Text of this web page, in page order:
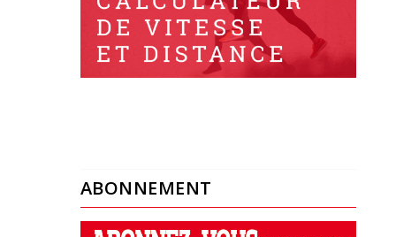
ABONNEMENT